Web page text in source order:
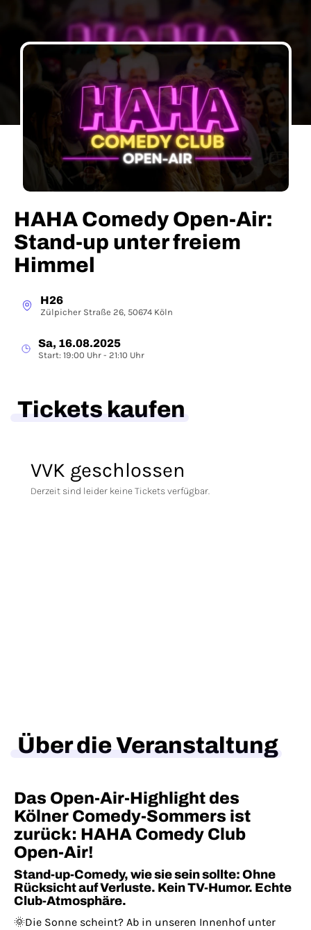
HAHA Comedy Open-Air:
Stand-up unter freiem
Himmel
H26
Zülpicher Straße 26, 50674 Köln
Sa, 16.08.2025
Start: 19:00 Uhr - 21:10 Uhr
Tickets kaufen
VVK geschlossen
Derzeit sind leider keine Tickets verfügbar.
Über die Veranstaltung
Das Open-Air-Highlight des
Kölner Comedy-Sommers ist
zurück: HAHA Comedy Club
Open-Air!
Stand-up-Comedy, wie sie sein sollte: Ohne
Rücksicht auf Verluste. Kein TV-Humor. Echte
Club-Atmosphäre.
🌞Die Sonne scheint? Ab in unseren Innenhof unter